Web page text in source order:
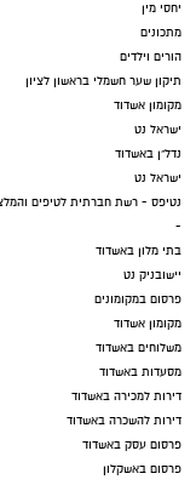
יחסי מין
מתכונים
הורים וילדים
תיקון שער חשמלי בראשון לציון
מקומון אשדוד
ישראל נט
נדל"ן באשדוד
ישראל נט
נטיפס - רשת חברתית לטיפים
-
בתי מלון באשדוד
יישובניק נט
פרסום במקומונים
מקומון אשדוד
משלוחים באשדוד
מסעדות באשדוד
דירות למכירה באשדוד
דירות להשכרה באשדוד
פרסום עסק באשדוד
פרסום באשקלון